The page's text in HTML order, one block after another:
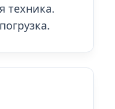
техника.